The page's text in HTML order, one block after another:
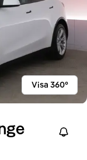
Visa 360°
Right